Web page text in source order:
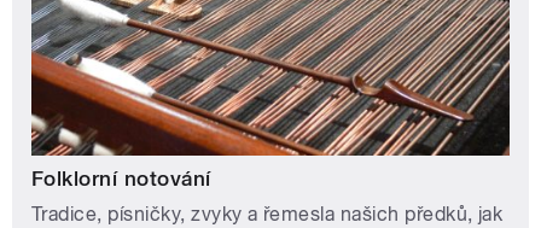
Folklorní notování
Tradice, písničky, zvyky a řemesla našich předků, jak